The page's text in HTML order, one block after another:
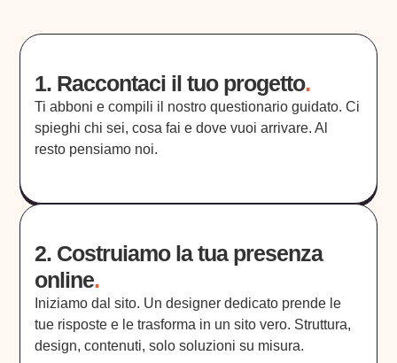
1. Raccontaci il tuo progetto.
Ti abboni e compili il nostro questionario guidato. Ci
spieghi chi sei, cosa fai e dove vuoi arrivare. Al
resto pensiamo noi.
2. Costruiamo la tua presenza
online.
Iniziamo dal sito. Un designer dedicato prende le
tue risposte e le trasforma in un sito vero. Struttura,
design, contenuti, solo soluzioni su misura.